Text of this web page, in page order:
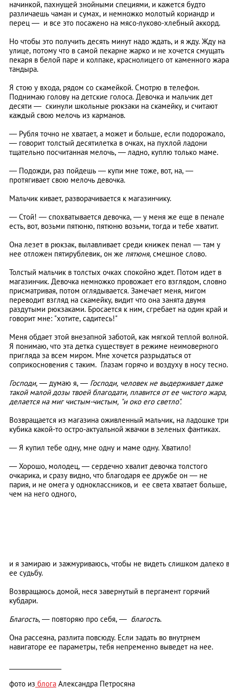
начинкой, пахнущей знойными специями, и кажется будто
различаешь чаман и сумах, и немножко молотый кориандр и
перец — и все это посажено на мясо-луково-хлебный аккорд.
Но чтобы это получить десять минут надо ждать, и я жду. Жду на
улице, потому что в самой пекарне жарко и не хочется смущать
пекаря в белой паре и колпаке, краснолицего от каменного жара
тандыра.
Я стою у входа, рядом со скамейкой. Смотрю в телефон.
Поднимаю голову на детские голоса. Девочка и мальчик дет
десяти — скинули школьные рюкзаки на скамейку, и считают
каждый свою мелочь из карманов.
— Рубля точно не хватает, а может и больше, если подорожало,
— говорит толстый десятилетка в очках, на пухлой ладони
тщательно посчитанная мелочь, — ладно, куплю только маме.
— Подожди, раз пойдешь — купи мне тоже, вот, на, —
протягивает свою мелочь девочка.
Мальчик кивает, разворачивается к магазинчику.
— Стой! — спохватывается девочка, — у меня же еще в пенале
есть, вот, возьми пятюню, пятюню возьми, тогда и тебе хватит.
Она лезет в рюкзак, вылавливает среди книжек пенал — там у
нее отложен пятирублевик, он же пятюня, смешное слово.
Толстый мальчик в толстых очках спокойно ждет. Потом идет в
магазинчик. Девочка немножко провожает его взглядом, словно
присматривая, потом оглядывается. Замечает меня, мигом
переводит взгляд на скамейку, видит что она занята двумя
раздутыми рюкзаками. Бросается к ним, сгребает на один край и
говорит мне: "хотите, садитесь!"
Меня обдает этой внезапной заботой, как мягкой теплой
Я понимаю, что эта детка существует в режиме неимоверного
пригляда за всем миром. Мне хочется разрыдаться от
соприкосновения с таким. Глазам горячо и воздуху в носу
Господи, — думаю я, — Господи, человек не выдерживает даже
такой малой дозы твоей благодати, плавится от ее чистого жара,
делается на миг чистым-чистым, "и око его светло".
Возвращается из магазина оживленный мальчик, на ладошке три
кубика какой-то остро-актуальной жвачки в зеленых фантиках.
— Я купил тебе одну, мне одну и маме одну. Хватило!
— Хорошо, молодец, — сердечно хвалит девочка толстого
очкарика, и сразу видно, что благодаря ее дружбе он — не
пария, и не омега у одноклассников, и ее света хватает больше,
чем на него одного,
и я замираю и зажмуриваюсь, чтобы не видеть слишком далеко в
ее судьбу.
Возвращаюсь домой, неся завернутый в пергамент горячий
кубдари.
Благость, — повторяю про себя, — благость.
Она рассеяна, разлита повсюду. Если задать во внутрнем
навигаторе ее параметры, тебя непременно выведет на нее.
фото из блога Александра Петросяна